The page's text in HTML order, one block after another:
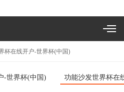
杯在线开户-世界杯(中国)
-世界杯(中国) 功能沙发世界杯在